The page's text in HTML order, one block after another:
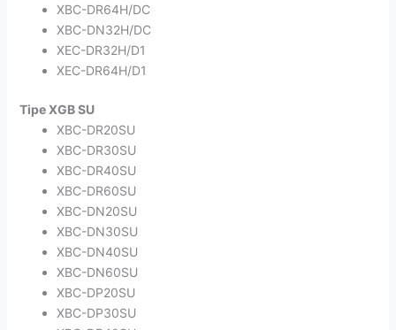
XBC-DR64H/DC
XBC-DN32H/DC
XEC-DR32H/D1
XEC-DR64H/D1
Tipe XGB SU
XBC-DR20SU
XBC-DR30SU
XBC-DR40SU
XBC-DR60SU
XBC-DN20SU
XBC-DN30SU
XBC-DN40SU
XBC-DN60SU
XBC-DP20SU
XBC-DP30SU